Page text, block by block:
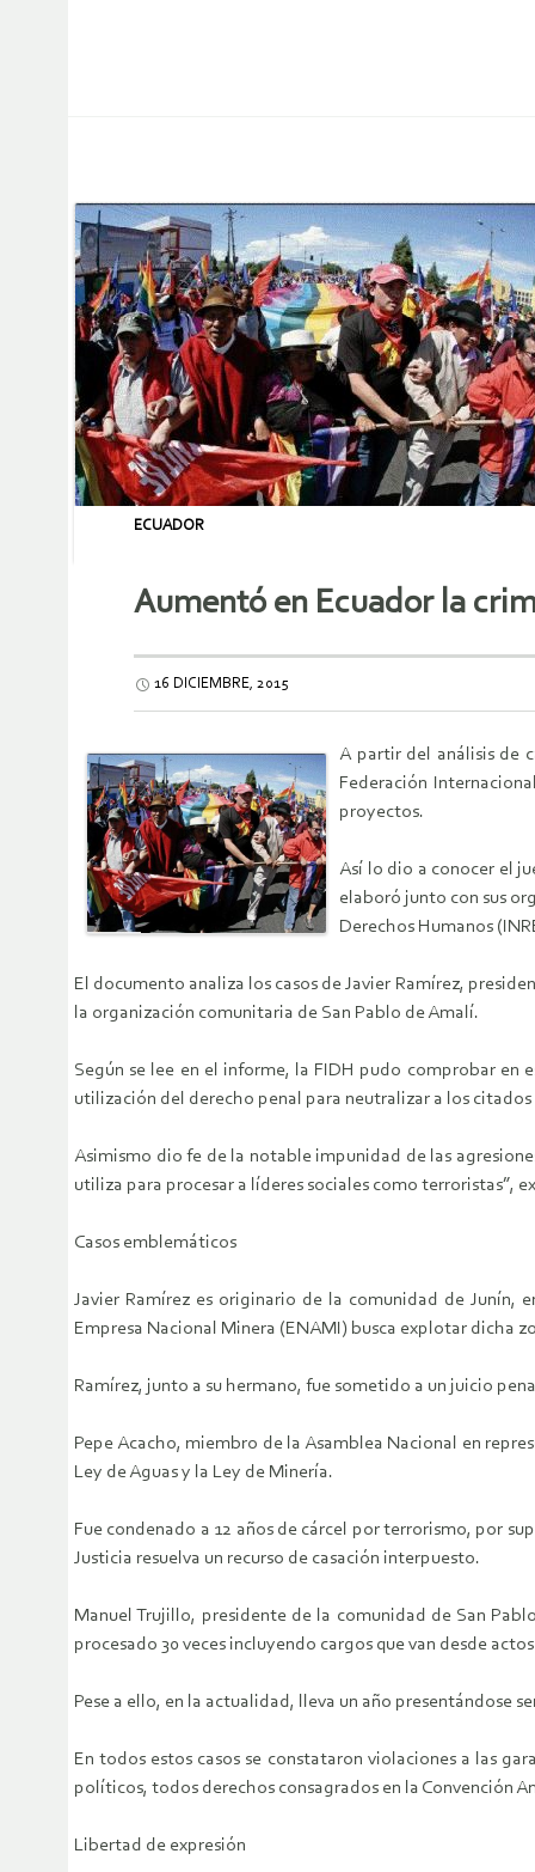
ECUADOR
Aumentó en Ecuador la
16 DICIEMBRE, 2015
A partir del análisis de
Federación
proyectos.
Así lo dio a conocer el
elaboró junto con sus
Derechos Humanos
El documento analiza los casos de Javier Ramírez,
la organización comunitaria de San Pablo de Amalí.
Según se lee en el informe, la FIDH pudo comprobar en
utilización del derecho penal para neutralizar a los
Asimismo dio fe de la notable impunidad de las
utiliza para procesar a líderes sociales como terroristas”,
Casos emblemáticos
Javier Ramírez es originario de la comunidad de
Empresa Nacional Minera (ENAMI) busca explotar dicha
Ramírez, junto a su hermano, fue sometido a un juicio
Pepe Acacho, miembro de la Asamblea Nacional en
Ley de Aguas y la Ley de Minería.
Fue condenado a 12 años de cárcel por terrorismo, por
Justicia resuelva un recurso de casación interpuesto.
Manuel Trujillo, presidente de la comunidad de San
procesado 30 veces incluyendo cargos que van desde
Pese a ello, en la actualidad, lleva un año presentándose
En todos estos casos se constataron violaciones a las
políticos, todos derechos consagrados en la Convención
Libertad de expresión